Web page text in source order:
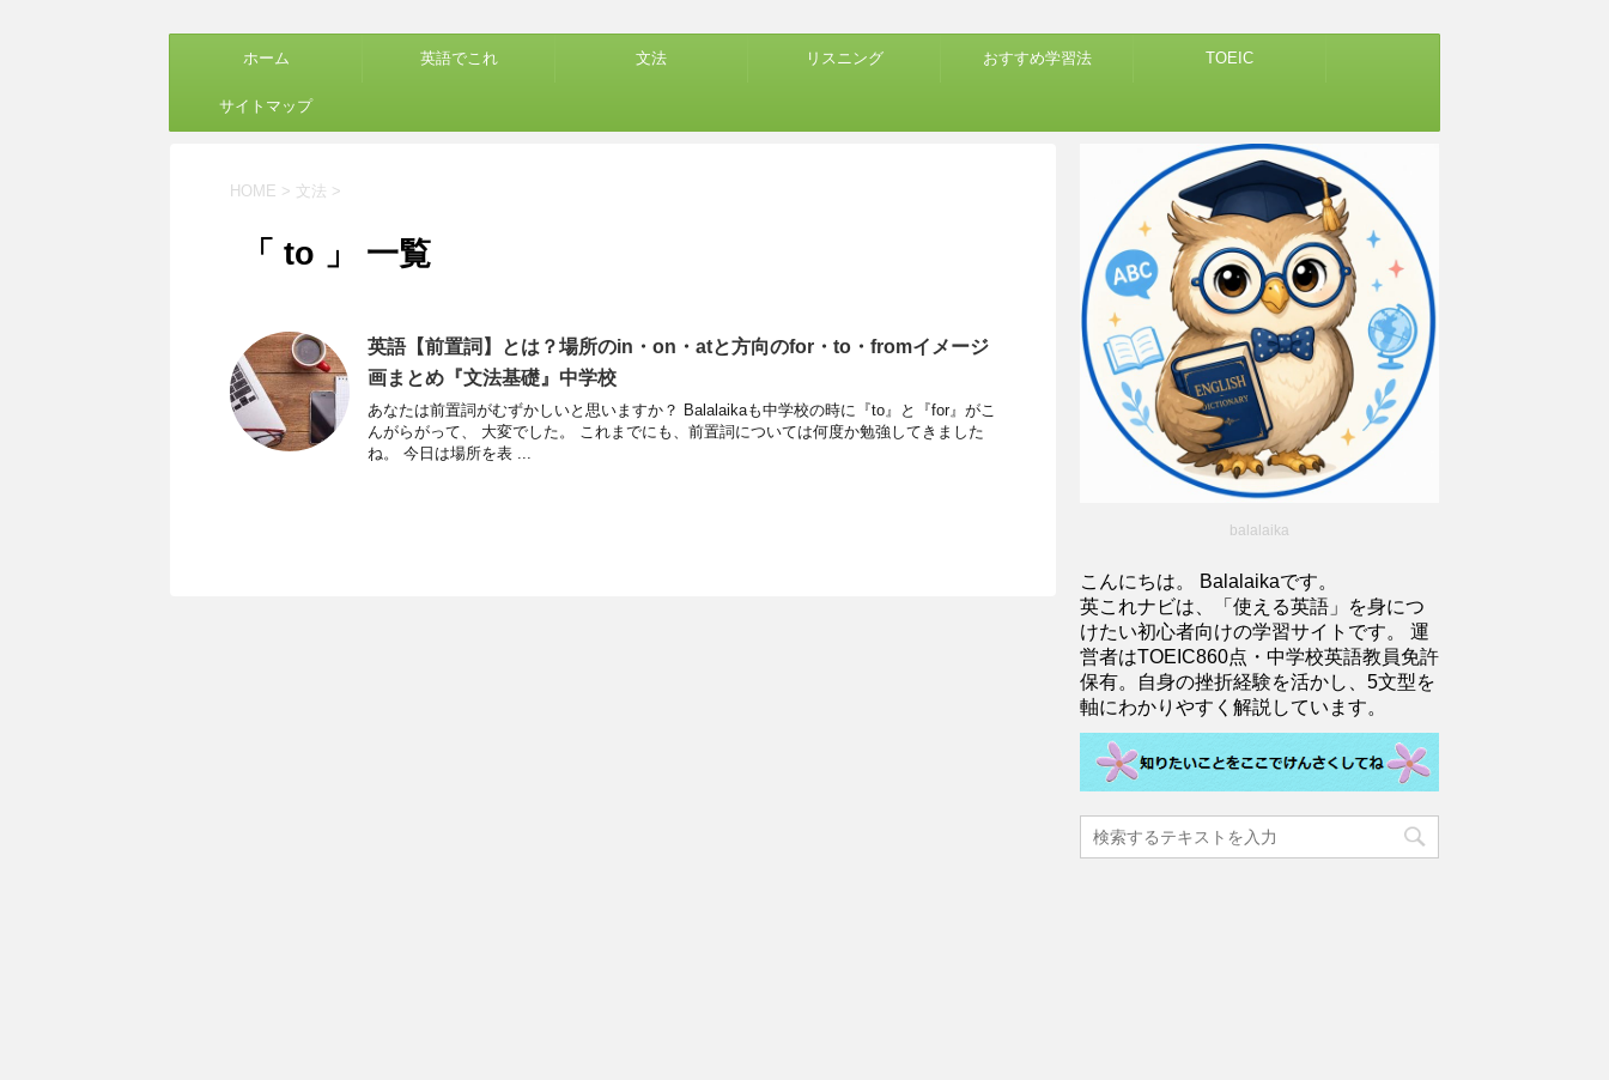
ホーム 英語でこれ 文法 リスニング おすすめ学習法 TOEIC
サイトマップ
HOME > 文法 >
「 to 」 一覧
英語【前置詞】とは？場所のin・on・atと方向のfor・to・fromイメージ
画まとめ『文法基礎』中学校
あなたは前置詞がむずかしいと思いますか？ Balalaikaも中学校の時に『to』と『for』がこ
んがらがって、 大変でした。 これまでにも、前置詞については何度か勉強してきました
ね。 今日は場所を表 ...
balalaika
こんにちは。 Balalaikaです。
英これナビは、「使える英語」を身につ
けたい初心者向けの学習サイトです。 運
営者はTOEIC860点・中学校英語教員免許
保有。自身の挫折経験を活かし、5文型を
軸にわかりやすく解説しています。